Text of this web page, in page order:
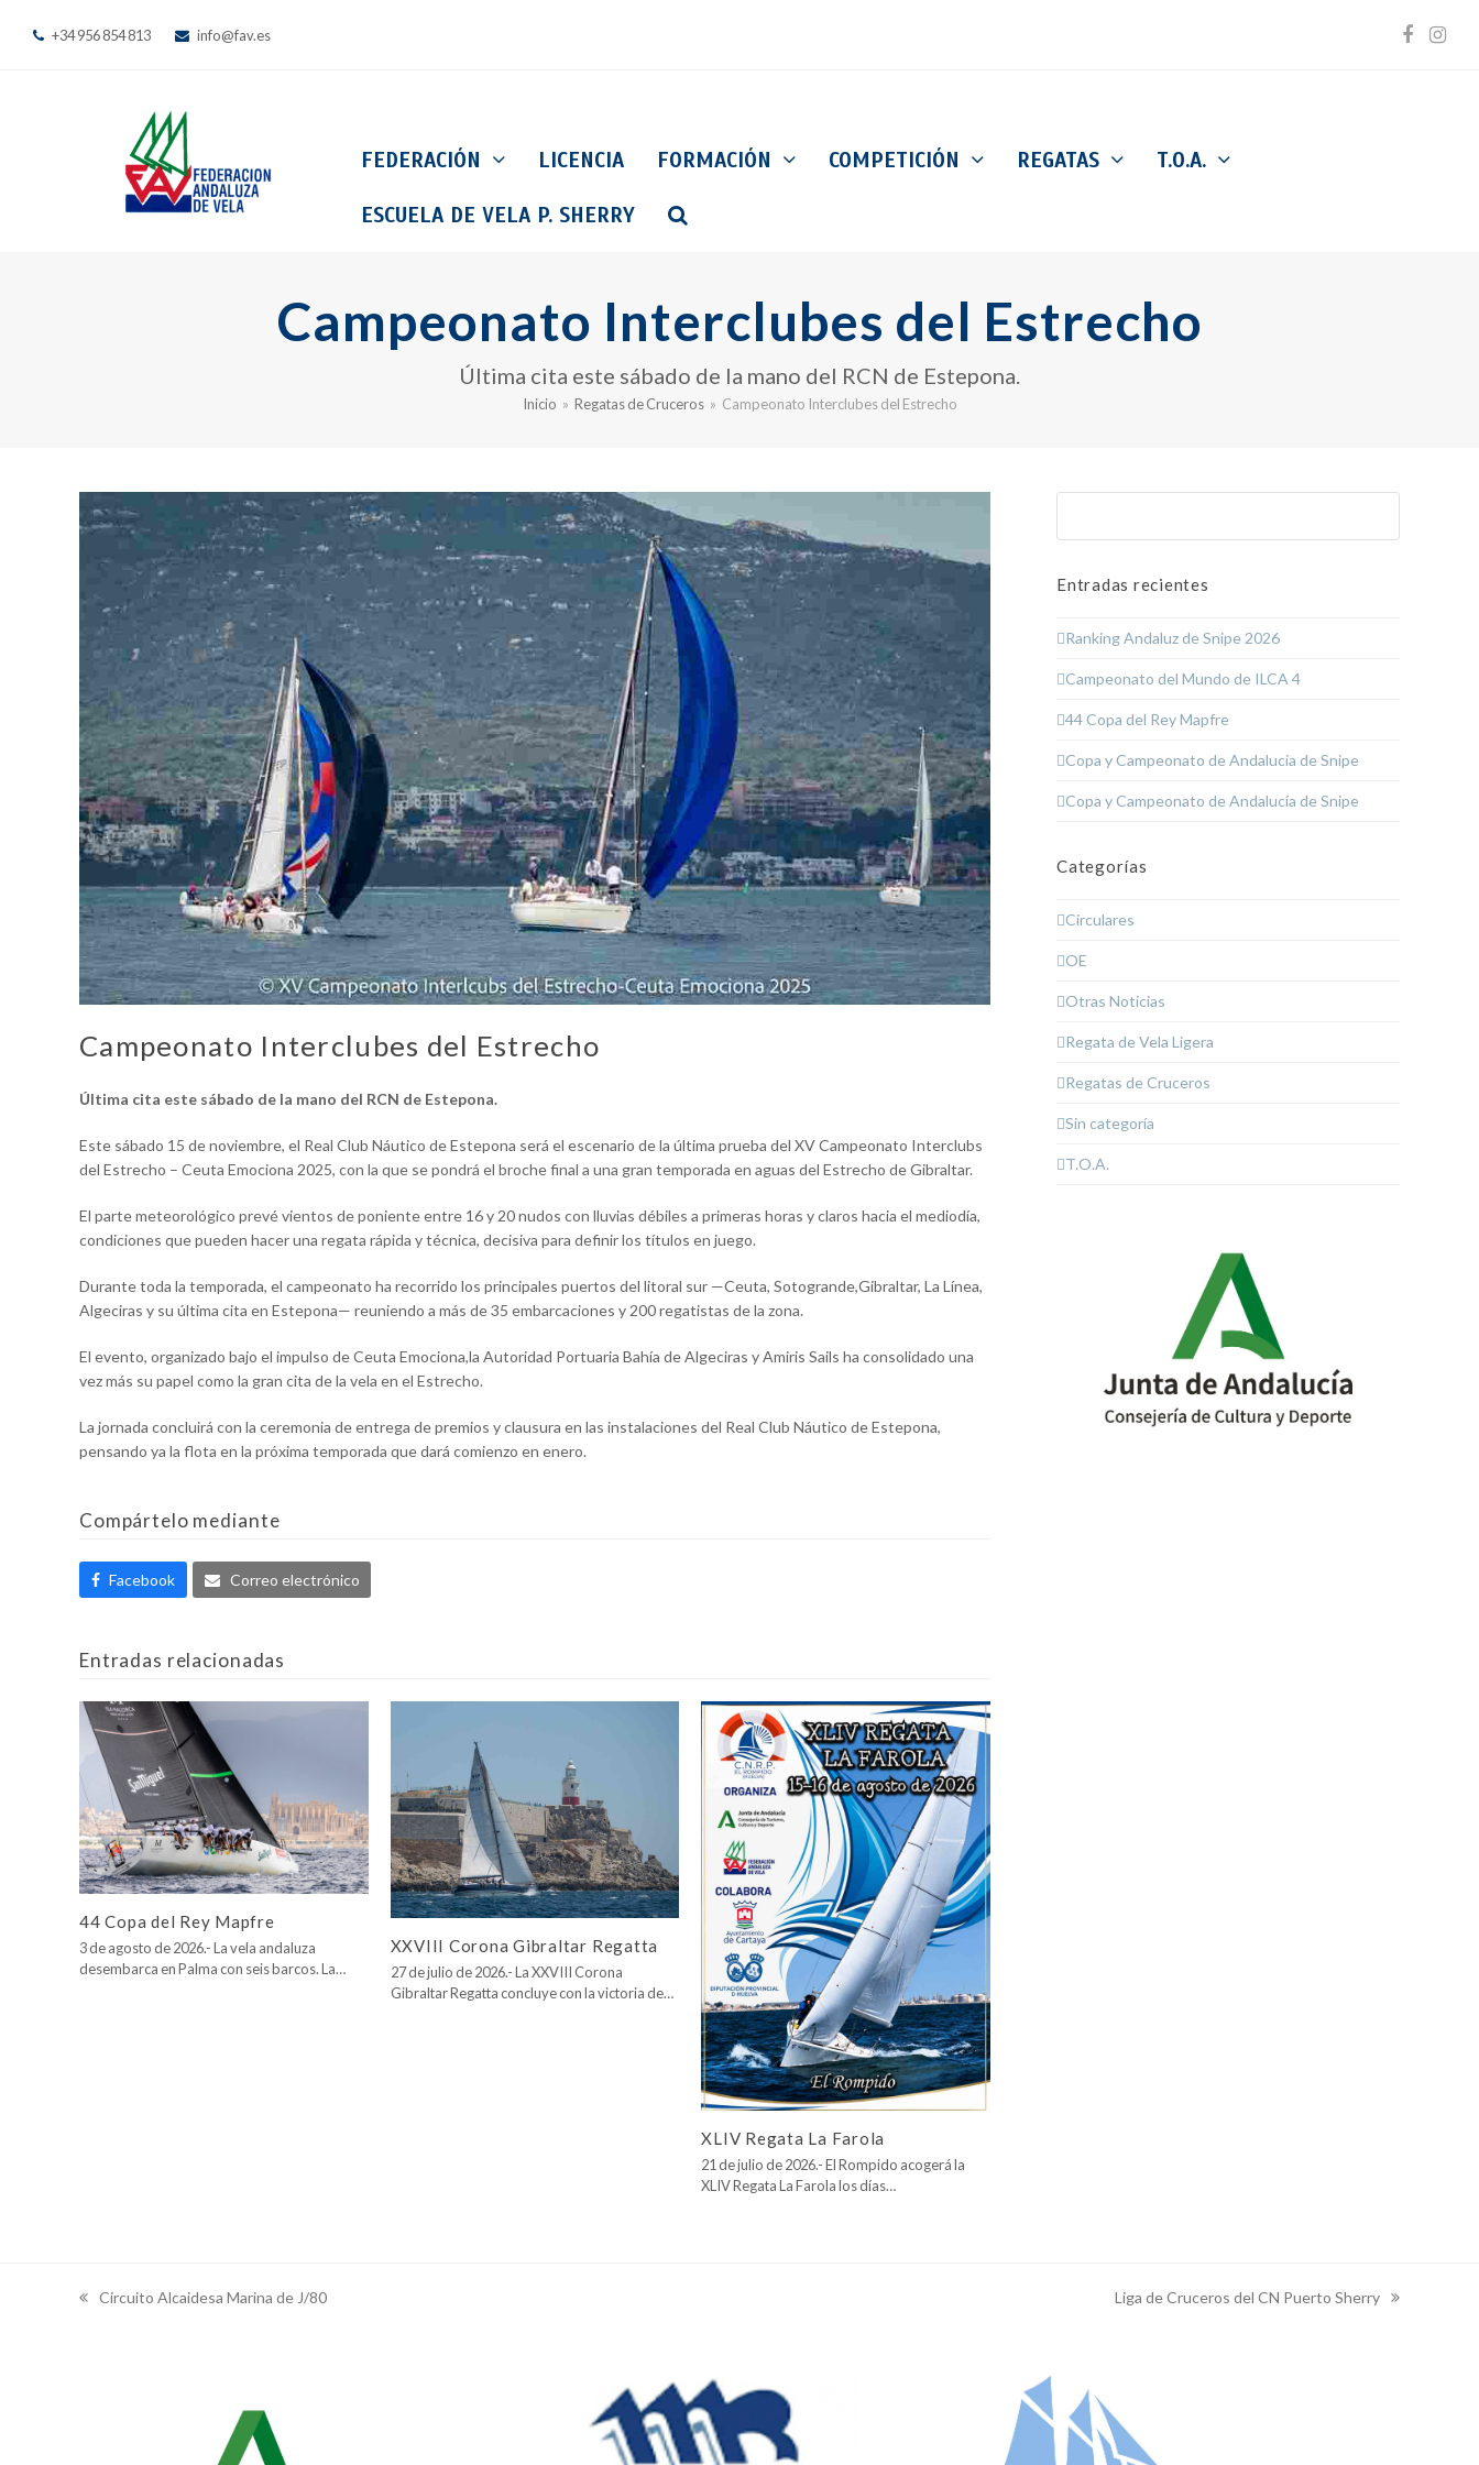
+34 956 854 813 info@fav.es
FEDERACIÓN LICENCIA FORMACIÓN COMPETICIÓN REGATAS T.O.A.
ESCUELA DE VELA P. SHERRY
Campeonato Interclubes del Estrecho
Última cita este sábado de la mano del RCN de Estepona.
Inicio » Regatas de Cruceros » Campeonato Interclubes del Estrecho
Campeonato Interclubes del Estrecho
Última cita este sábado de la mano del RCN de Estepona.
Este sábado 15 de noviembre, el Real Club Náutico de Estepona será el escenario de la última prueba del XV Campeonato Interclubs
del Estrecho – Ceuta Emociona 2025, con la que se pondrá el broche final a una gran temporada en aguas del Estrecho de Gibraltar.
El parte meteorológico prevé vientos de poniente entre 16 y 20 nudos con lluvias débiles a primeras horas y claros hacia el mediodía,
condiciones que pueden hacer una regata rápida y técnica, decisiva para definir los títulos en juego.
Durante toda la temporada, el campeonato ha recorrido los principales puertos del litoral sur —Ceuta, Sotogrande,Gibraltar, La Línea,
Algeciras y su última cita en Estepona— reuniendo a más de 35 embarcaciones y 200 regatistas de la zona.
El evento, organizado bajo el impulso de Ceuta Emociona,la Autoridad Portuaria Bahía de Algeciras y Amiris Sails ha consolidado una
vez más su papel como la gran cita de la vela en el Estrecho.
La jornada concluirá con la ceremonia de entrega de premios y clausura en las instalaciones del Real Club Náutico de Estepona,
pensando ya la flota en la próxima temporada que dará comienzo en enero.
Compártelo mediante
Facebook Correo electrónico
Entradas relacionadas
44 Copa del Rey Mapfre
3 de agosto de 2026.- La vela andaluza
desembarca en Palma con seis barcos. La…
XXVIII Corona Gibraltar Regatta
27 de julio de 2026.- La XXVIII Corona
Gibraltar Regatta concluye con la victoria de…
XLIV Regata La Farola
21 de julio de 2026.- El Rompido acogerá la
XLIV Regata La Farola los días…
Entradas recientes
Ranking Andaluz de Snipe 2026
Campeonato del Mundo de ILCA 4
44 Copa del Rey Mapfre
Copa y Campeonato de Andalucía de Snipe
Copa y Campeonato de Andalucía de Snipe
Categorías
Circulares
OE
Otras Noticias
Regata de Vela Ligera
Regatas de Cruceros
Sin categoría
T.O.A.
previous
Circuito Alcaidesa Marina de J/80
next
Liga de Cruceros del CN Puerto Sherry